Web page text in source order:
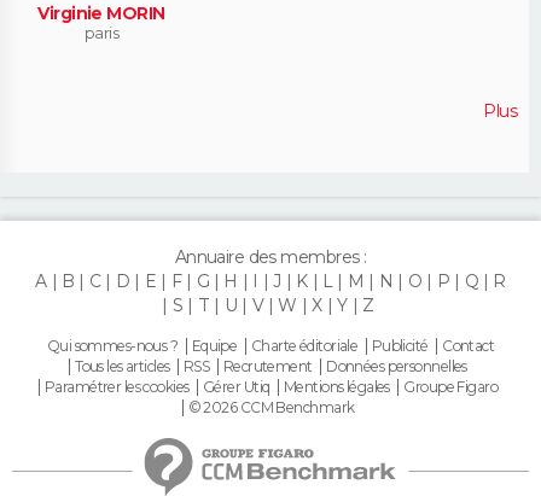
Virginie MORIN
paris
Plus
Annuaire des membres :
A
B C D E F G H J K L M N O P Q
R
S
T U V W X Y Z
Qui sommes-nous ? Equipe Charte éditoriale Publicité
Contact
Tous les articles
RSS Recrutement
Données personnelles
Paramétrer les cookies
Gérer Utiq Mentions légales
Groupe Figaro
© 2026 CCM Benchmark